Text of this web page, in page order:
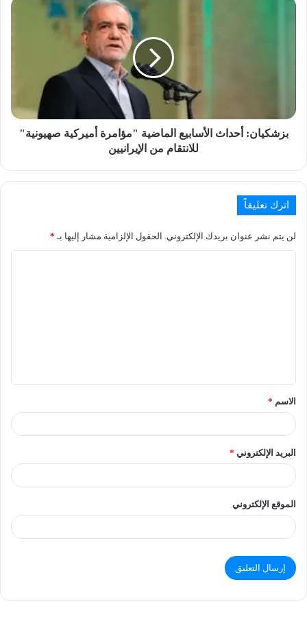
بزشكيان: أحداث الأسابيع الماضية "مؤامرة أميركية صهيونية"
للانتقام من الإيرانيين
اترك تعليقاً
لن يتم نشر عنوان بريدك الإلكتروني. الحقول الإلزامية مشار إليها بـ *
الاسم *
البريد الإلكتروني *
الموقع الإلكتروني